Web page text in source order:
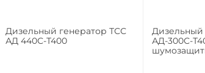
Дизельный генератор ТСС
АД 440С-Т400
Дизельный
АД-300С-